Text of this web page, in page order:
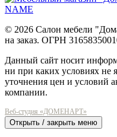
© 2026 Салон мебели
на заказ. ОГРН
Данный сайт носит
ни при каких условиях не
уточнения цен и условий
компании.
Веб-студия «ДОМЕНАРТ»
Открыть / закрыть меню